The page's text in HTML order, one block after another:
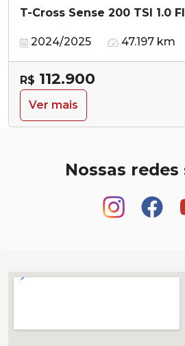
T-Cross Sense 200 TSI 1.0
2024/2025 47.197 km
R$ 112.900
Ver mais
Nossas redes